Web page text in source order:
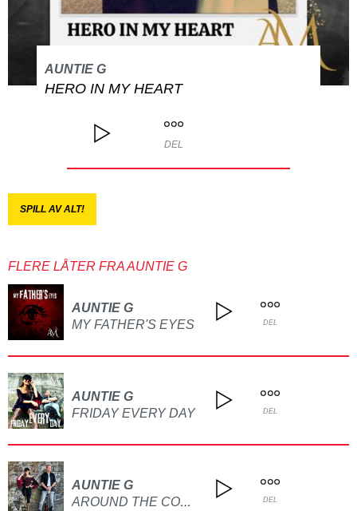
AUNTIE G
HERO IN MY HEART
DEL
SPILL AV ALT!
FLERE LÅTER FRA AUNTIE G
AUNTIE G
MY FATHER'S EYES
DEL
AUNTIE G
FRIDAY EVERY DAY
DEL
AUNTIE G
AROUND THE CORNER DEL